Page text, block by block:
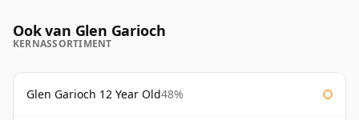
Ook van Glen Garioch
KERNASSORTIMENT
Glen Garioch 12 Year Old48%